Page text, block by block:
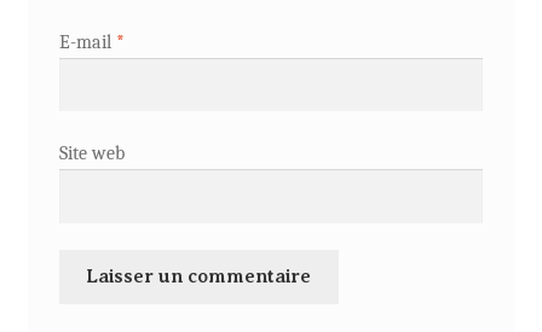
E-mail *
Site web